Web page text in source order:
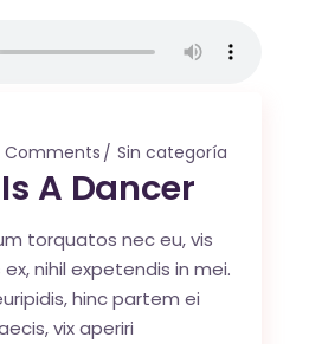
Comments Sin categoría
A Dancer
torquatos nec eu, vis
nihil expetendis in mei.
hinc partem ei
vix aperiri